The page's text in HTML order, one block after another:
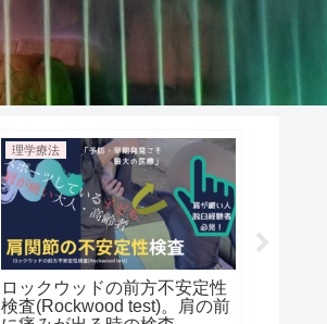
理学療法
ロックウッドの前方不安定性
検査(Rockwood test)。肩の前